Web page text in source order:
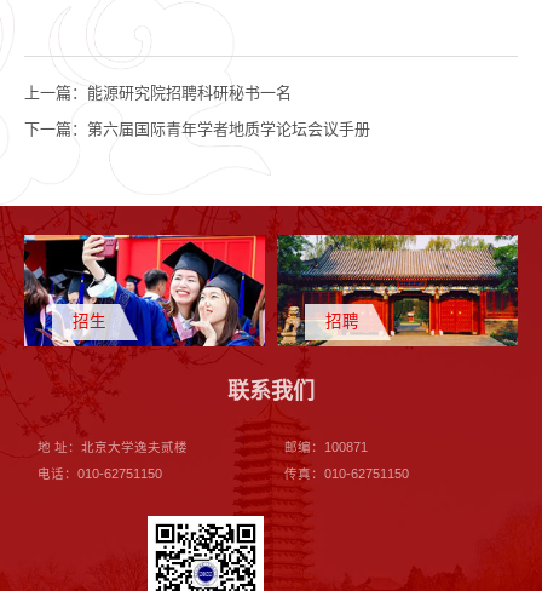
上一篇： 能源研究院招聘科研秘书一名
下一篇： 第六届国际青年学者地质学论坛会议手册
招生 招聘
联系我们
地 址：北京大学逸夫贰楼
邮编：100871
电话：010-62751150
传真：010-62751150